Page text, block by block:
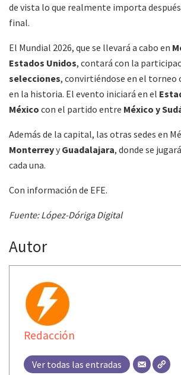
de vista lo que realmente importa
final.
El Mundial 2026, que se llevará a cabo en
Estados Unidos, contará con la
selecciones, convirtiéndose en el torneo
en la historia. El evento iniciará en el
México con el partido entre México y
Además de la capital, las otras sedes en
Monterreyy Guadalajara, donde se
cada una.
Con información de EFE.
Fuente: López-Dóriga Digital
Autor
Redacción
Ver todas las entradas